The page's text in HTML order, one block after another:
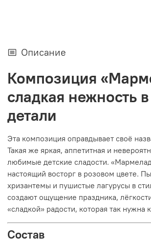
Описание
Композиция
сладкая нежность
детали
Эта композиция оправдывает своё
Такая же яркая, аппетитная и
любимые детские сладости.
настоящий восторг в розовом цвете.
хризантемы и пушистые лагурусы в
создают ощущение праздника,
«сладкой» радости, которая так нужна
Состав